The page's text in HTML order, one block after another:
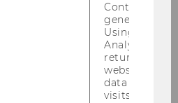
Contains a
generated
Using this
Analytics can
returning
website and
data from
visits.